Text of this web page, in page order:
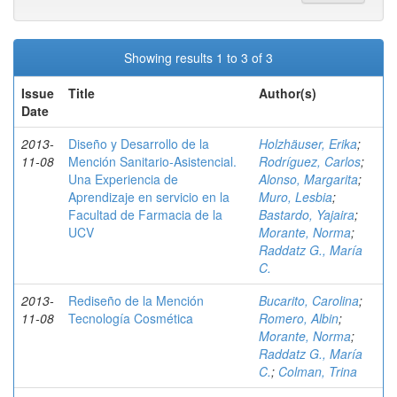
Showing results 1 to 3 of 3
Issue
Date
Title Author(s)
2013-
11-08
Diseño y Desarrollo de la
Mención Sanitario-Asistencial.
Una Experiencia de
Aprendizaje en servicio en la
Facultad de Farmacia de la
UCV
Holzhäuser, Erika;
Rodríguez, Carlos;
Alonso, Margarita;
Muro, Lesbia;
Bastardo, Yajaira;
Morante, Norma;
Raddatz G., María
C.
2013-
11-08
Rediseño de la Mención
Tecnología Cosmética
Bucarito, Carolina;
Romero, Albin;
Morante, Norma;
Raddatz G., María
C.; Colman, Trina